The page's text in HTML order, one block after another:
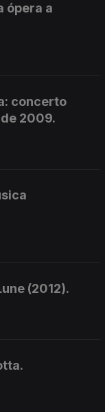
ópera a
concerto
2009.
(2012).